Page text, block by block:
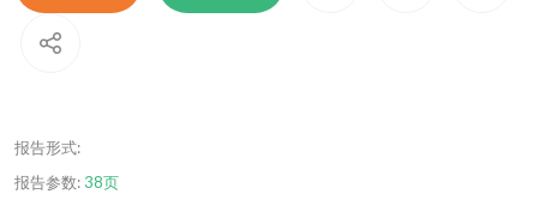
报告形式:
报告参数:38页